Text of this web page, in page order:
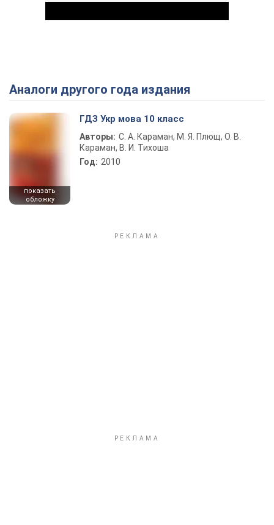
Play Video
Аналоги другого года издания
показать
обложку
ГДЗ Укр мова 10 класс
Авторы: С. А. Караман, М. Я. Плющ, О. В.
Караман, В. И. Тихоша
Год: 2010